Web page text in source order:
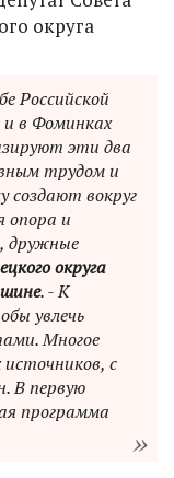
округа
Российской
и в Фоминках
эти два
трудом и
создают вокруг
опора и
дружные
округа
. - К
увлечь
Многое
с
В первую
программа